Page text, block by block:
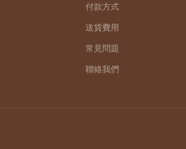
付款方式
送貨費用
常見問題
聯絡我們